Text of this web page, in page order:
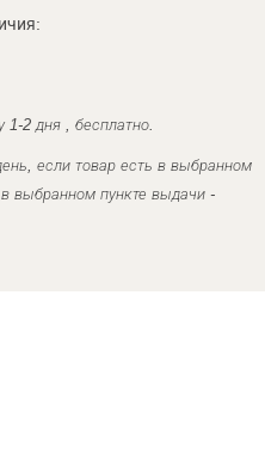
2 дня , бесплатно.
если товар есть в выбранном
выбранном пункте выдачи -